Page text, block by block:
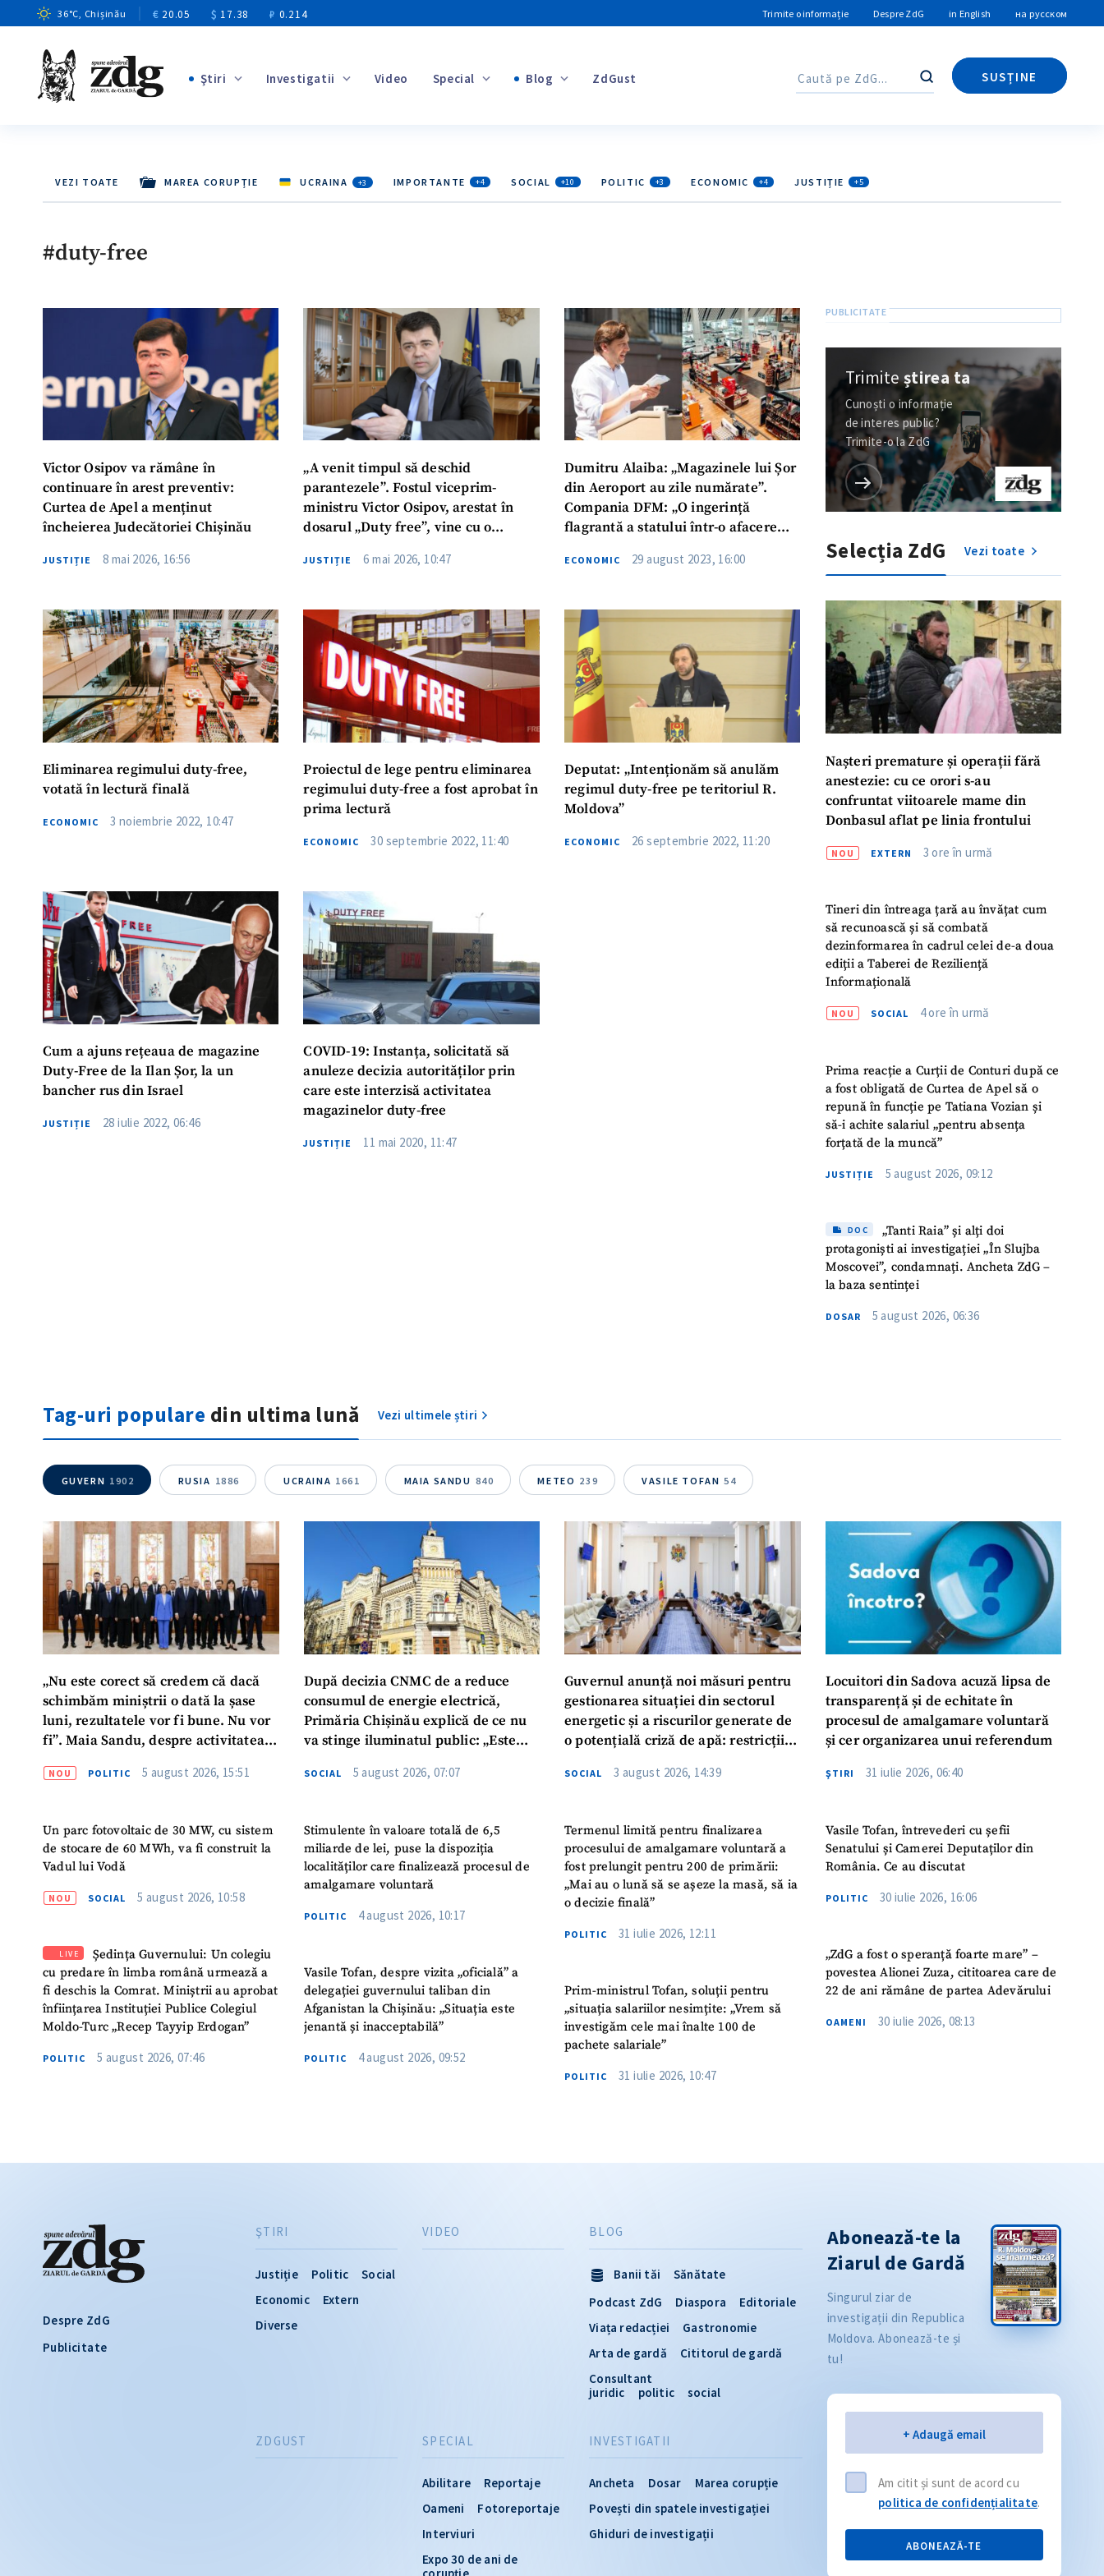
36°C, Chișinău € 20.05 $ 17.38 ₽ 0.214 Trimite o informație Despre ZdG in English на русском
Ştiri Investigatii Video Special Blog ZdGust Caută
SUSȚINE
Caută
VEZI TOATE MAREA CORUPȚIE UCRAINA +3 IMPORTANTE +4 SOCIAL +10 POLITIC +3 ECONOMIC +4 JUSTIȚIE +5
#duty-free
Victor Osipov va rămâne în
continuare în arest preventiv:
Curtea de Apel a menținut
încheierea Judecătoriei Chișinău
JUSTIȚIE 8 mai 2026, 16:56
„A venit timpul să deschid
parantezele”. Fostul viceprim-
ministru Victor Osipov, arestat în
dosarul „Duty free”, vine cu o
JUSTIȚIE 6 mai 2026, 10:47
Dumitru Alaiba: „Magazinele lui Șor
din Aeroport au zile numărate”.
Compania DFM: „O ingerință
flagrantă a statului într-o afacere
ECONOMIC 29 august 2023, 16:00
Eliminarea regimului duty-free,
votată în lectură finală
ECONOMIC 3 noiembrie 2022, 10:47
Proiectul de lege pentru eliminarea
regimului duty-free a fost aprobat în
prima lectură
ECONOMIC 30 septembrie 2022, 11:40
Deputat: „Intenționăm să anulăm
regimul duty-free pe teritoriul R.
Moldova”
ECONOMIC 26 septembrie 2022, 11:20
Cum a ajuns rețeaua de magazine
Duty-Free de la Ilan Șor, la un
bancher rus din Israel
JUSTIȚIE 28 iulie 2022, 06:46
COVID-19: Instanța, solicitată să
anuleze decizia autorităților prin
care este interzisă activitatea
magazinelor duty-free
JUSTIȚIE 11 mai 2020, 11:47
Trimiteștirea ta
Cunoști o informație
de interes public?
Trimite-o la ZdG
Selecția ZdG Vezi toate
Nașteri premature și operații fără
anestezie: cu ce orori s-au
confruntat viitoarele mame din
Donbasul aflat pe linia frontului
NOU EXTERN 3 ore în urmă
Tineri din întreaga țară au învățat cum
să recunoască și să combată
dezinformarea în cadrul celei de-a doua
ediții a Taberei de Reziliență
Informațională
NOU SOCIAL 4 ore în urmă
Prima reacție a Curții de Conturi după ce
a fost obligată de Curtea de Apel să o
repună în funcție pe Tatiana Vozian și
să-i achite salariul „pentru absența
forțată de la muncă”
JUSTIȚIE 5 august 2026, 09:12
DOC
„Tanti Raia” și alți doi
protagoniști ai investigației „În Slujba
Moscovei”, condamnați. Ancheta ZdG –
la baza sentinței
DOSAR 5 august 2026, 06:36
Tag-uri populare din ultima lună Vezi ultimele știri
GUVERN 1902 RUSIA 1886 UCRAINA 1661 MAIA SANDU 840 METEO 239 VASILE TOFAN 54
„Nu este corect să credem că dacă
schimbăm miniștrii o dată la șase
luni, rezultatele vor fi bune. Nu vor
fi”. Maia Sandu, despre activitatea
NOU POLITIC 5 august 2026, 15:51
Un parc fotovoltaic de 30 MW, cu sistem
de stocare de 60 MWh, va fi construit la
Vadul lui Vodă
NOU SOCIAL 5 august 2026, 10:58
LIVE
Ședința Guvernului: Un colegiu
cu predare în limba română urmează a
fi deschis la Comrat. Miniștrii au aprobat
înființarea Instituției Publice Colegiul
Moldo-Turc „Recep Tayyip Erdogan”
POLITIC 5 august 2026, 07:46
După decizia CNMC de a reduce
consumul de energie electrică,
Primăria Chișinău explică de ce nu
va stinge iluminatul public: „Este
SOCIAL 5 august 2026, 07:07
Stimulente în valoare totală de 6,5
miliarde de lei, puse la dispoziția
localităților care finalizează procesul de
amalgamare voluntară
POLITIC 4 august 2026, 10:17
Vasile Tofan, despre vizita „oficială” a
delegației guvernului taliban din
Afganistan la Chișinău: „Situația este
jenantă și inacceptabilă”
POLITIC 4 august 2026, 09:52
Guvernul anunță noi măsuri pentru
gestionarea situației din sectorul
energetic și a riscurilor generate de
o potențială criză de apă: restricții
SOCIAL 3 august 2026, 14:39
Termenul limită pentru finalizarea
procesului de amalgamare voluntară a
fost prelungit pentru 200 de primării:
„Mai au o lună să se așeze la masă, să ia
o decizie finală”
POLITIC 31 iulie 2026, 12:11
Prim-ministrul Tofan, soluții pentru
„situația salariilor nesimțite: „Vrem să
investigăm cele mai înalte 100 de
pachete salariale”
POLITIC 31 iulie 2026, 10:47
Locuitori din Sadova acuză lipsa de
transparență și de echitate în
procesul de amalgamare voluntară
și cer organizarea unui referendum
ŞTIRI 31 iulie 2026, 06:40
Vasile Tofan, întrevederi cu șefii
Senatului și Camerei Deputaților din
România. Ce au discutat
POLITIC 30 iulie 2026, 16:06
„ZdG a fost o speranță foarte mare” –
povestea Alionei Zuza, cititoarea care de
22 de ani rămâne de partea Adevărului
OAMENI 30 iulie 2026, 08:13
Despre ZdG
Publicitate
ŞTIRI
Justiție Politic
Social
Economic
Extern
Diverse
INVESTIGATII
Ancheta Dosar
Marea corupție
Povești din spatele investigației
Ghiduri de investigații
VIDEO
SPECIAL
Abilitare
Reportaje
Oameni
Fotoreportaje
Interviuri
Expo 30 de ani de
BLOG
Banii tăi
Sănătate
Podcast ZdG
Diaspora
Editoriale
Viața redacției
Gastronomie
Arta de gardă
Cititorul de gardă
Consultant
juridic
politic social
ZDGUST
Abonează-te la
Ziarul de Gardă
Singurul ziar de
investigații din Republica
Moldova. Abonează-te și
tu!
+ Adaugă email
Am citit și sunt de acord cu
politica de confidențialitate.
ABONEAZĂ-TE
+ Mesajul știrei
Telefon + Telefon personal
Am citit și sunt de acord cupolitica de
confidențialitate.
TRIMITE ȘTIREA